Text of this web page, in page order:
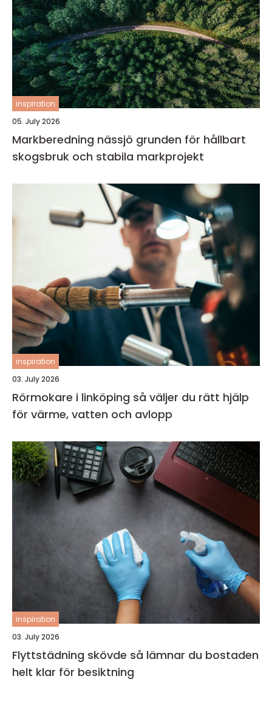
inspiration
05. July 2026
Markberedning nässjö grunden för hållbart
skogsbruk och stabila markprojekt
inspiration
03. July 2026
Rörmokare i linköping så väljer du rätt hjälp
för värme, vatten och avlopp
inspiration
03. July 2026
Flyttstädning skövde så lämnar du bostaden
helt klar för besiktning